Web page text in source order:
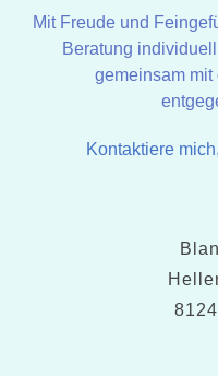
Mit Freude und
Beratung
gemeinsam mit
Kontaktiere